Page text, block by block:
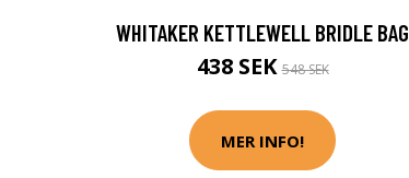
WHITAKER KETTLEWELL BRIDLE BAG
438 SEK548 SEK
MER INFO!